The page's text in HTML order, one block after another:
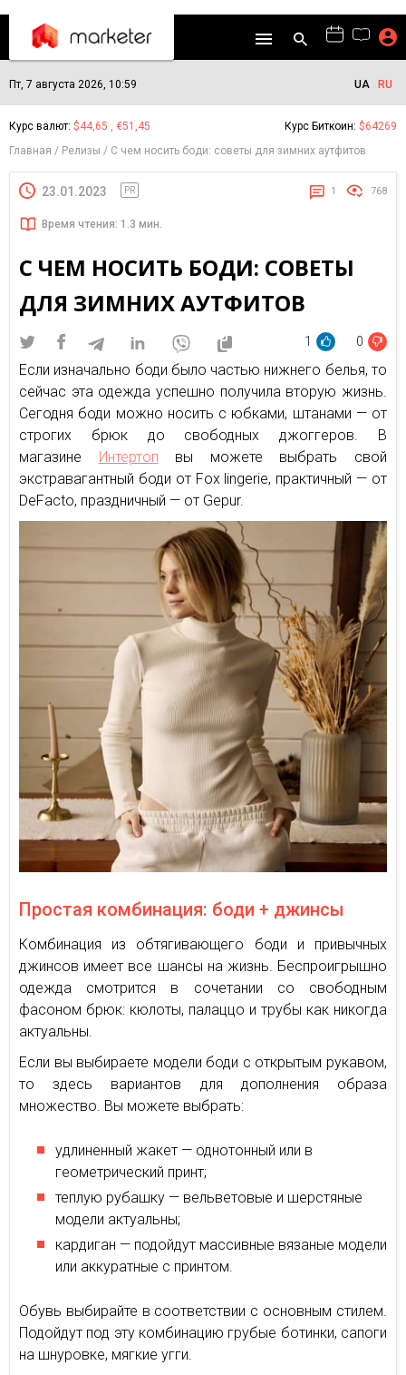
Пт, 7 августа 2026, 10:59 UA RU
Курс валют: $44,65 , €51,45 Курс Биткоин: $64269
Главная
Релизы С чем носить боди: советы для зимних аутфитов
23.01.2023 PR 1 768
Время чтения: 1.3 мин.
С ЧЕМ НОСИТЬ БОДИ: СОВЕТЫ
ДЛЯ ЗИМНИХ АУТФИТОВ
1 0
Если изначально боди было частью нижнего белья, то
сейчас эта одежда успешно получила вторую жизнь.
Сегодня боди можно носить с юбками, штанами — от
строгих брюк до свободных джоггеров. В
магазине Интертоп вы можете выбрать свой
экстравагантный боди от Fox lingerie, практичный — от
DeFacto, праздничный — от Gepur.
Простая комбинация: боди + джинсы
Комбинация из обтягивающего боди и привычных
джинсов имеет все шансы на жизнь. Беспроигрышно
одежда смотрится в сочетании со свободным
фасоном брюк: кюлоты, палаццо и трубы как никогда
актуальны.
Если вы выбираете модели боди с открытым рукавом,
то здесь вариантов для дополнения образа
множество. Вы можете выбрать:
удлиненный жакет — однотонный или в
геометрический принт;
теплую рубашку — вельветовые и шерстяные
модели актуальны;
кардиган — подойдут массивные вязаные модели
или аккуратные с принтом.
Обувь выбирайте в соответствии с основным стилем.
Подойдут под эту комбинацию грубые ботинки, сапоги
на шнуровке, мягкие угги.